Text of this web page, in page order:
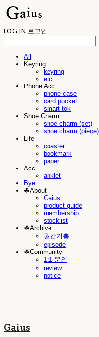
LOG IN 로그인
All
Keyring
keyring
etc.
Phone Acc
phone case
card pocket
smart tok
Shoe Charm
shoe charm (set)
shoe charm (piece)
Life
coaster
bookmark
paper
Acc
anklet
Bye
☘︎About
Gaius
product guide
membership
stocklist
☘︎Archive
월간기쁨
episode
☘︎Community
1:1 문의
review
notice
Gaius